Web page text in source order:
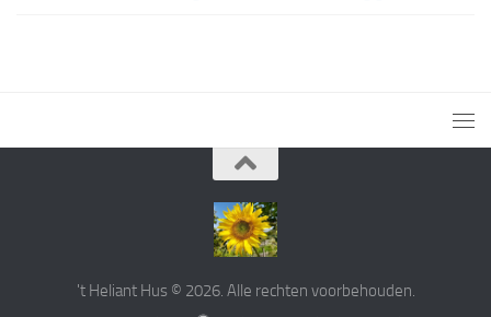
't Heliant Hus © 2026. Alle rechten voorbehouden.